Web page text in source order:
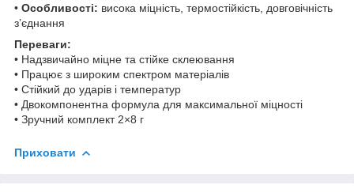
• Особливості: висока міцність, термостійкість, довговічність
з’єднання
Переваги:
• Надзвичайно міцне та стійке склеювання
• Працює з широким спектром матеріалів
• Стійкий до ударів і температур
• Двокомпонентна формула для максимальної міцності
• Зручний комплект 2×8 г
Приховати